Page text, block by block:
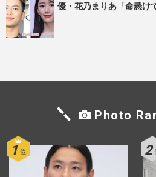
優・花乃まりあ「命懸け
Photo